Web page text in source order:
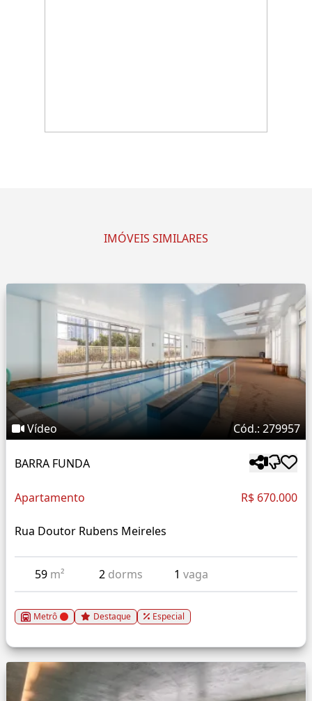
IMÓVEIS SIMILARES
Vídeo Cód.: 279957
BARRA FUNDA
Apartamento R$ 670.000
Rua Doutor Rubens Meireles
59 m² 2 dorms 1vaga
Metrô Destaque Especial